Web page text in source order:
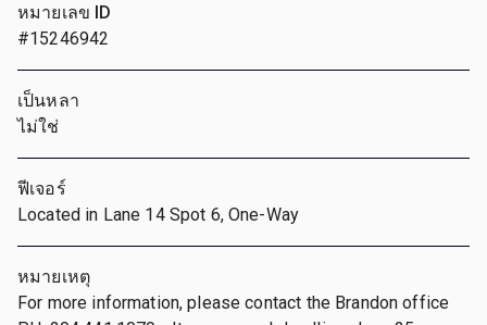
หมายเลข ID
#15246942
เป็นหลา
ไม่ใช่
ฟีเจอร์
Located in Lane 14 Spot 6, One-Way
หมายเหตุ
For more information, please contact the Brandon office